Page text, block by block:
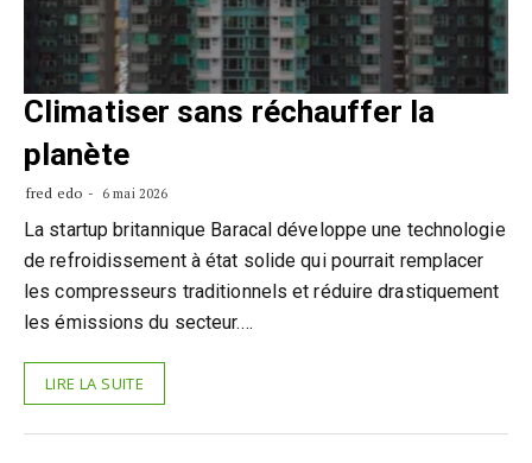
Climatiser sans réchauffer la
planète
fred edo 6 mai 2026
La startup britannique Baracal développe une technologie
de refroidissement à état solide qui pourrait remplacer
les compresseurs traditionnels et réduire drastiquement
les émissions du secteur.…
LIRE LA SUITE